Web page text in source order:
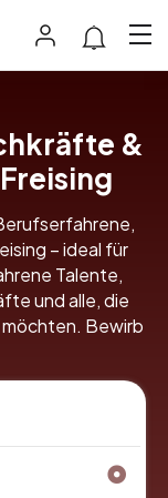
&
– ideal für
Talente,
und alle, die
Bewirb